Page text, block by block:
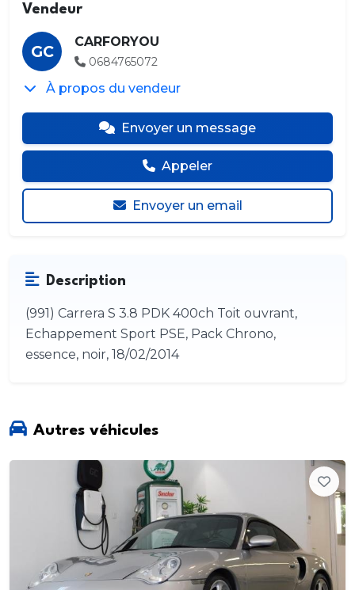
Vendeur
GC
CARFORYOU
0684765072
À propos du vendeur
Envoyer un message
Appeler
Envoyer un email
Description
(991) Carrera S 3.8 PDK 400ch Toit ouvrant,
Echappement Sport PSE, Pack Chrono,
essence, noir, 18/02/2014
Autres véhicules